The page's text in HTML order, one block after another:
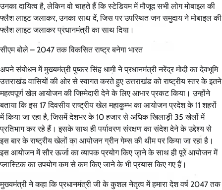
उनका दायित्व है, लेकिन वो चाहते हैं कि स्टेडियम में मौजूद सभी लोग मोबाइल की
फ्लैश लाइट जलाकर, उनका साथ दें, जिस पर उपस्थित जन समुदाय ने मोबाइल की
फ्लैश लाइट जलाकर प्रधानमंत्री का साथ दिया।
सीएम बोले – 2047 तक विकसित राष्ट्र बनेगा भारत
अपने संबोधन में मुख्यमंत्री पुष्कर सिंह धामी ने प्रधानमंत्री नरेंद्र मोदी का देवभूमि
उत्तराखंड वासियों की ओर से स्वागत करते हुए उत्तराखंड को राष्ट्रीय स्तर के इतने
महत्वपूर्ण खेल आयोजन की जिम्मेदारी देने के लिए आभार प्रकट किया। उन्होंने
बताया कि इस 17 दिवसीय राष्ट्रीय खेल महाकुम्भ का आयोजन प्रदेश के 11 शहरों
में किया जा रहा है, जिसमें देशभर के 10 हजार से अधिक खिलाड़ी 35 खेलों में
प्रतिभाग कर रहे हैं। इसके साथ ही पर्यावरण संरक्षण का संदेश देने के उद्देश्य से
इस बार के राष्ट्रीय खेलों का आयोजन ग्रीन गेम्स की थीम पर किया जा रहा है।
इस आयोजन में सौर ऊर्जा का व्यापक प्रयोग किए जाने के साथ ही पूरे आयोजन में
प्लास्टिक का उपयोग कम से कम किए जाने के भी प्रयास किए गए हैं।
मुख्यमंत्री ने कहा कि प्रधानमंत्री जी के कुशल नेतृत्व में हमारा देश वर्ष 2047 तक